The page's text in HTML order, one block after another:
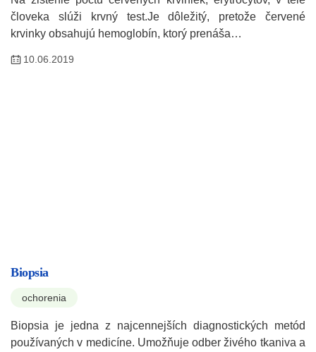
človeka slúži krvný test.Je dôležitý, pretože červené
krvinky obsahujú hemoglobín, ktorý prenáša…
10.06.2019
Biopsia
ochorenia
Biopsia je jedna z najcennejších diagnostických metód
používaných v medicíne. Umožňuje odber živého tkaniva a